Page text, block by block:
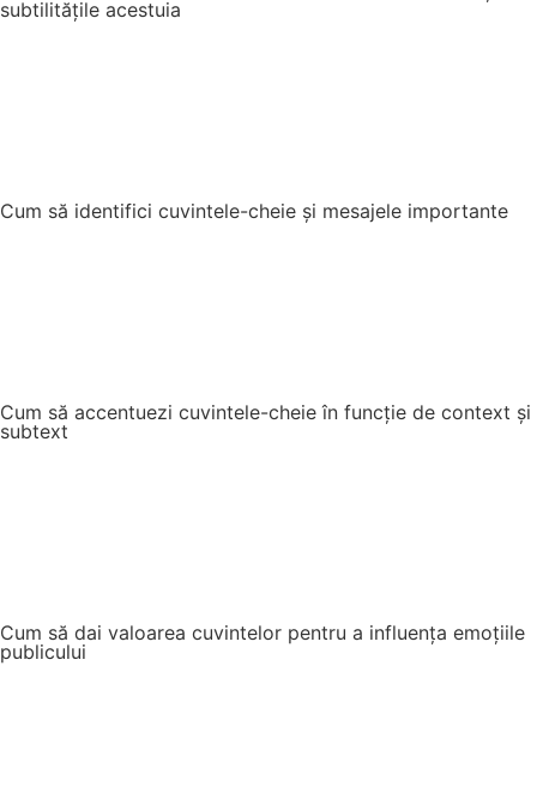
subtilitățile acestuia
Cum să identifici cuvintele-cheie și mesajele importante
Cum să accentuezi cuvintele-cheie în funcție de context și
subtext
Cum să dai valoarea cuvintelor pentru a influența emoțiile
publicului